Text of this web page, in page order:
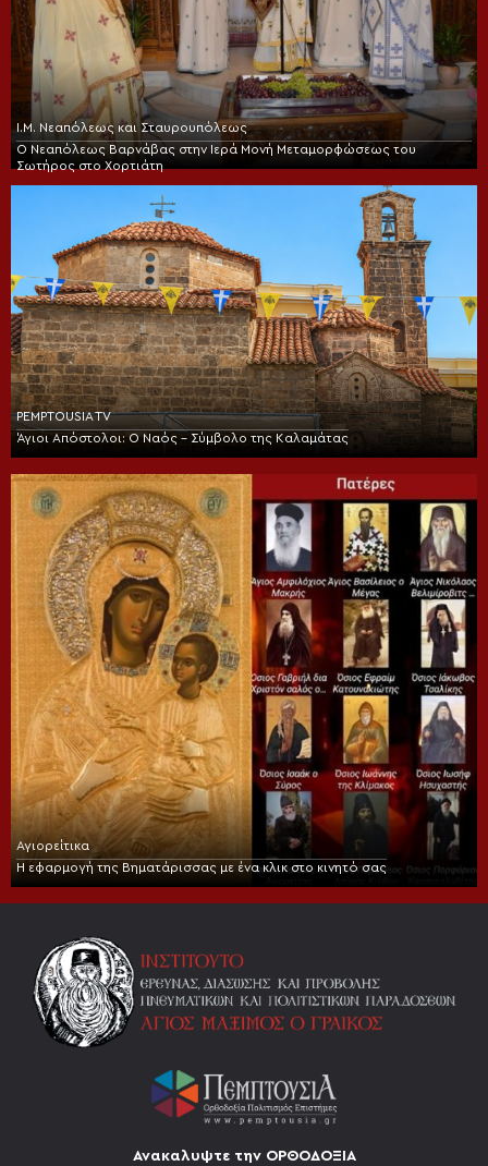
Ι.Μ. Νεαπόλεως και Σταυρουπόλεως
Ο Νεαπόλεως Βαρνάβας στην Ιερά Μονή Μεταμορφώσεως του
Σωτήρος στο Χορτιάτη
PEMPTOUSIA TV
Άγιοι Απόστολοι: Ο Ναός – Σύμβολο της Καλαμάτας
Αγιορείτικα
Η εφαρμογή της Βηματάρισσας με ένα κλικ στο κινητό σας
Ανακαλυψτε την ΟΡΘΟΔΟΞΙΑ